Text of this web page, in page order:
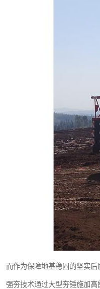
而作为保障地基稳固的坚实后
强夯技术通过大型夯锤施加高